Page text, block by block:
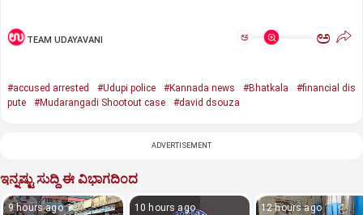
TEAM UDAYAVANI ಅ ಅ
#accused arrested #Udupi police #Kannada news #Bhatkala
#financial dis
pute
#Mudarangadi Shootout case #david dsouza
ADVERTISEMENT
ಇನ್ನಷ್ಟು ಸುದ್ದಿ ಈ ವಿಭಾಗದಿಂದ
9 hours ago 10 hours ago 12 hours ago